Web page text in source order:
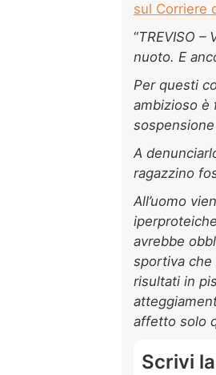
sul Corriere
“TREVISO
nuoto. E
Per questi
ambizioso è
A
ragazzino
All’uomo
avrebbe
sportiva che
risultati in
affetto solo
Scrivi